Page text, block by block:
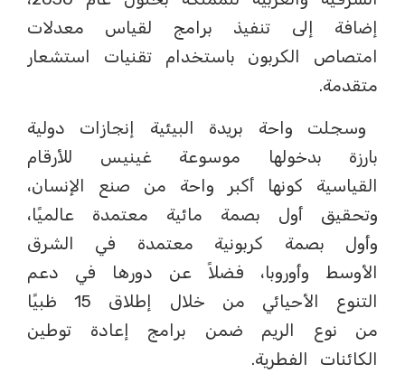
إضافة إلى تنفيذ برامج لقياس معدلات
امتصاص الكربون باستخدام تقنيات استشعار
متقدمة.
وسجلت واحة بريدة البيئية إنجازات دولية
بارزة بدخولها موسوعة غينيس للأرقام
القياسية كونها أكبر واحة من صنع الإنسان،
وتحقيق أول بصمة مائية معتمدة عالميًا،
وأول بصمة كربونية معتمدة في الشرق
الأوسط وأوروبا، فضلاً عن دورها في دعم
التنوع الأحيائي من خلال إطلاق 15 ظبيًا
من نوع الريم ضمن برامج إعادة توطين
الكائنات الفطرية.